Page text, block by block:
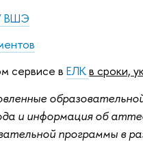
ВШЭ
сервисе вЕЛКв сроки,
и информация об
программы в